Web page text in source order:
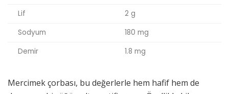
Lif
2 g
Sodyum
180 mg
Demir
1.8 mg
Mercimek çorbası, bu değerlerle hem hafif hem de